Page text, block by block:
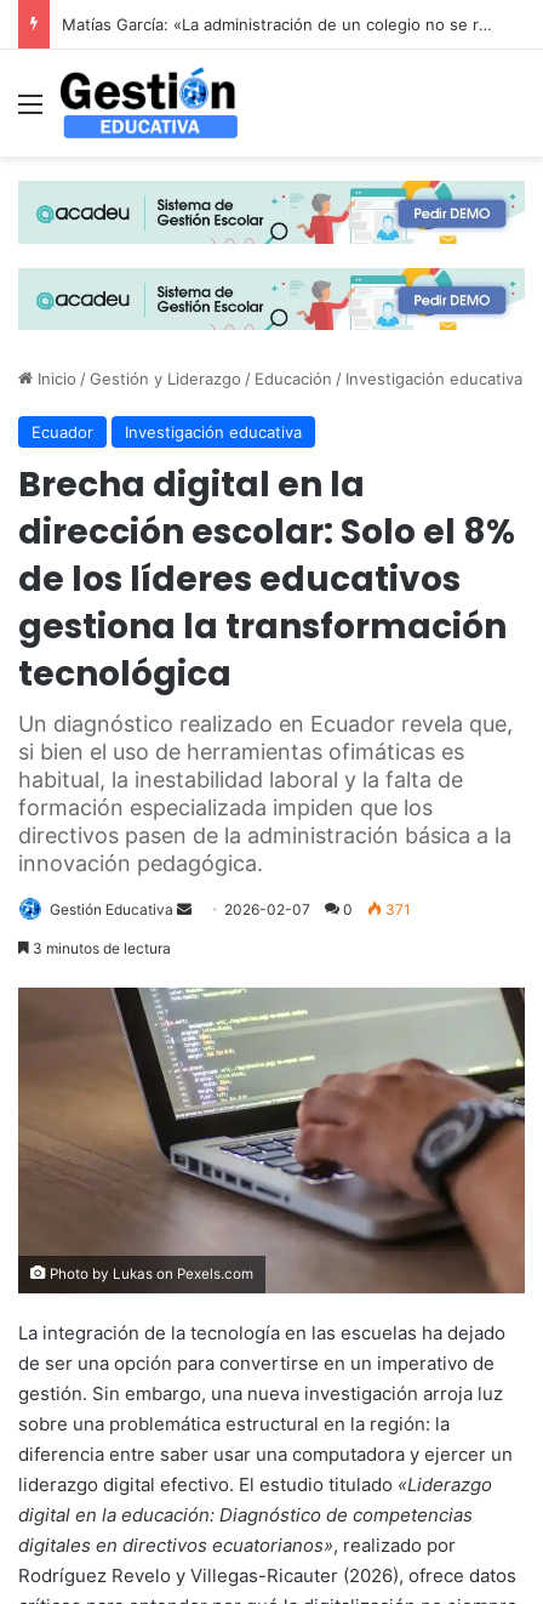
Alerta en la educación infantil española: las patronales advierten que la reducción drástica de ratios sin financiación aboca al colapso del sector de 0 a 3 años
Menú
Inicio /Gestión y Liderazgo / Educación / Investigación educativa
Ecuador Investigación educativa
Brecha digital en la
dirección escolar: Solo el 8%
de los líderes educativos
gestiona la transformación
tecnológica
Un diagnóstico realizado en Ecuador revela que,
si bien el uso de herramientas ofimáticas es
habitual, la inestabilidad laboral y la falta de
formación especializada impiden que los
directivos pasen de la administración básica a la
innovación pedagógica.
Gestión Educativa
Send 2026-02-07 0 371
3 minutos de lectura
Photo by Lukas on Pexels.com
La integración de la tecnología en las escuelas ha dejado
de ser una opción para convertirse en un imperativo de
gestión. Sin embargo, una nueva investigación arroja luz
sobre una problemática estructural en la región: la
diferencia entre saber usar una computadora y ejercer un
liderazgo digital efectivo. El estudio titulado «Liderazgo
digital en la educación: Diagnóstico de competencias
digitales en directivos ecuatorianos», realizado por
Rodríguez Revelo y Villegas-Ricauter (2026), ofrece datos